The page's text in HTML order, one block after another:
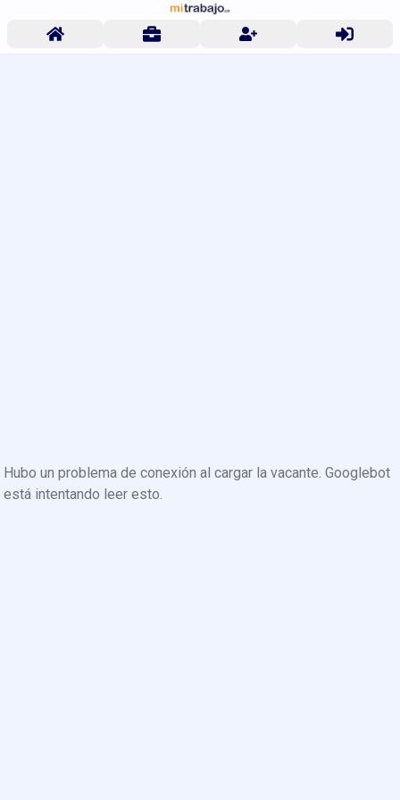
Hubo un problema de conexión al cargar la vacante. Googlebot
está intentando leer esto.